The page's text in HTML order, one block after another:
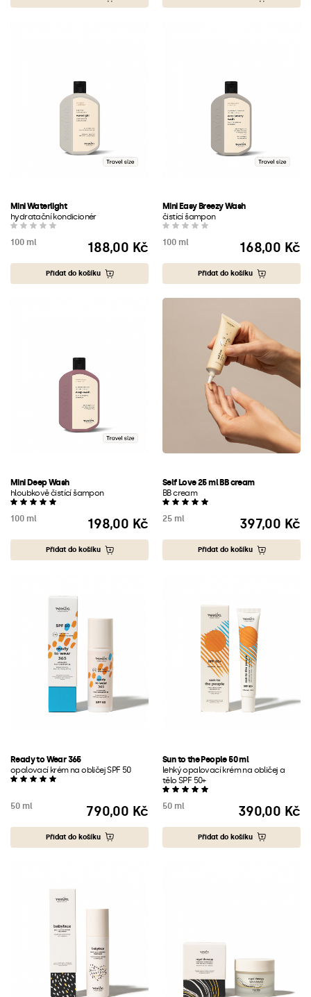
Mini Waterlight
hydratační kondicionér
100 ml
Cena
188,00 Kč
Přidat do košíku
Mini Easy Breezy Wash
čistící šampon
100 ml
Cena
168,00 Kč
Přidat do košíku
Mini Deep Wash
hloubkově čistící šampon
100 ml
Cena
198,00 Kč
Přidat do košíku
Self Love 25 ml BB cream
BB cream
25 ml
Cena
397,00 Kč
Přidat do košíku
Ready to Wear 365
opalovací krém na obličej SPF 50
50 ml
Cena
790,00 Kč
Přidat do košíku
Sun to the People 50 ml
lehký opalovací krém na obličej a
tělo SPF 50+
50 ml
Cena
390,00 Kč
Přidat do košíku